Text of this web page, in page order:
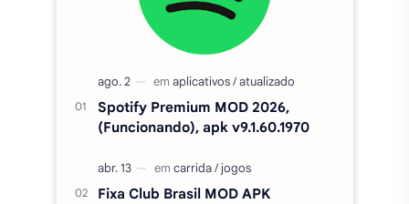
Spotify Premium MOD 2026,
(Funcionando), apk v9.1.60.1970
Fixa Club Brasil MOD APK